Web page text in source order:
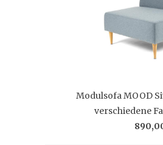
Modulsofa MOOD
verschiedene